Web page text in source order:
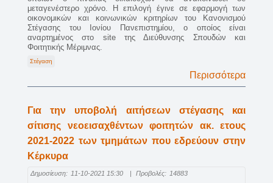
μεταγενέστερο χρόνο. Η επιλογή έγινε σε εφαρμογή των
οικονομικών και κοινωνικών κριτηρίων του Κανονισμού
Στέγασης του Ιονίου Πανεπιστημίου, ο οποίος είναι
αναρτημένος στο site της Διεύθυνσης Σπουδών και
Φοιτητικής Μέριμνας.
Στέγαση
Περισσότερα
Για την υποβολή αιτήσεων στέγασης και
σίτισης νεοεισαχθέντων φοιτητών ακ. ετους
2021-2022 των τμημάτων που εδρεύουν στην
Κέρκυρα
Δημοσίευση: 11-10-2021 15:30 | Προβολές: 14883